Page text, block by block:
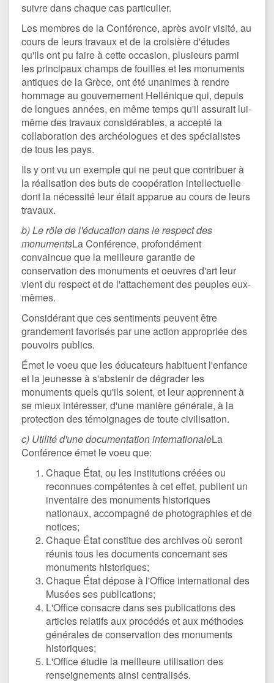
suivre dans chaque cas particulier.
Les membres de la Conférence, après avoir visité, au
cours de leurs travaux et de la croisière d'études
qu'ils ont pu faire à cette occasion, plusieurs parmi
les principaux champs de fouilles et les monuments
antiques de la Grèce, ont été unanimes à rendre
hommage au gouvernement Hellénique qui, depuis
de longues années, en même temps qu'il assurait lui-
même des travaux considérables, a accepté la
collaboration des archéologues et des spécialistes
de tous les pays.
Ils y ont vu un exemple qui ne peut que contribuer à
la réalisation des buts de coopération intellectuelle
dont la nécessité leur était apparue au cours de leurs
travaux.
b) Le röle de l'éducation dans le respect des
monumentsLa Conférence, profondément
convaincue que la meilleure garantie de
conservation des monuments et oeuvres d'art leur
vient du respect et de l'attachement des peuples eux-
mêmes.
Considérant que ces sentiments peuvent être
grandement favorisés par une action appropriée des
pouvoirs publics.
Émet le voeu que les éducateurs habituent l'enfance
et la jeunesse à s'abstenir de dégrader les
monuments quels qu'ils soient, et leur apprennent à
se mieux intéresser, d'une manière générale, à la
protection des témoignages de toute civilisation.
c) Utilité d'une documentation internationaleLa
Conférence émet le voeu que:
Chaque État, ou les institutions créées ou
reconnues compétentes à cet effet, publient un
inventaire des monuments historiques
nationaux, accompagné de photographies et de
notices;
Chaque État constitue des archives où seront
réunis tous les documents concernant ses
monuments historiques;
Chaque État dépose à l'Office international des
Musées ses publications;
L'Office consacre dans ses publications des
articles relatifs aux procédés et aux méthodes
générales de conservation des monuments
historiques;
L'Office étudie la meilleure utilisation des
renseignements ainsi centralisés.